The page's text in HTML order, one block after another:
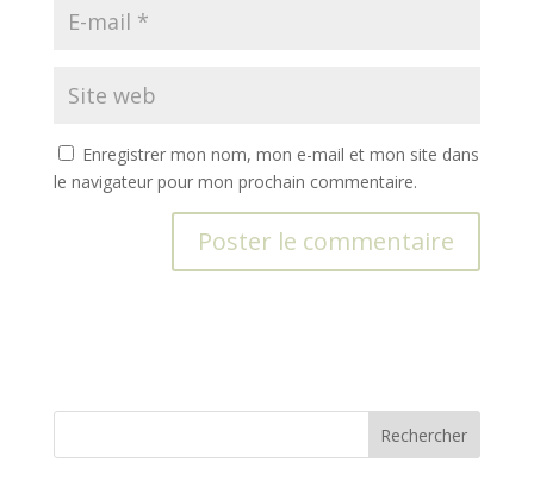
Enregistrer mon nom, mon e-mail et mon site dans
le navigateur pour mon prochain commentaire.
Rechercher